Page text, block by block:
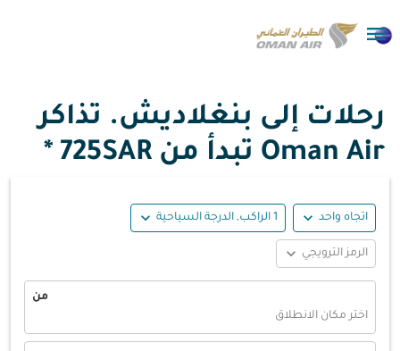

رحلات إلى بنغلاديش. تذاكر
Oman Air تبدأ من
725SAR *
اتجاه واحد expand_more 1 الراكب, الدرجة السياحية expand_more
الرمز الترويجي expand_more
من
اختر مكان الانطلاق